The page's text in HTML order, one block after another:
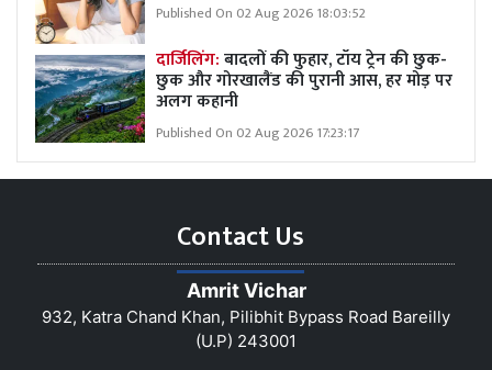
Published On 02 Aug 2026 18:03:52
दार्जिलिंग:बादलों की फुहार, टॉय ट्रेन की छुक-
छुक और गोरखालैंड की पुरानी आस, हर मोड़ पर
अलग कहानी
Published On 02 Aug 2026 17:23:17
Contact Us
Amrit Vichar
932, Katra Chand Khan, Pilibhit Bypass Road Bareilly
(U.P) 243001